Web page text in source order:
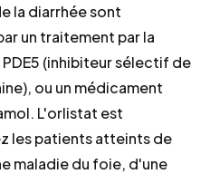
la diarrhée sont
un traitement par la
(inhibiteur sélectif de
ou un médicament
L'orlistat est
les patients atteints de
maladie du foie, d'une